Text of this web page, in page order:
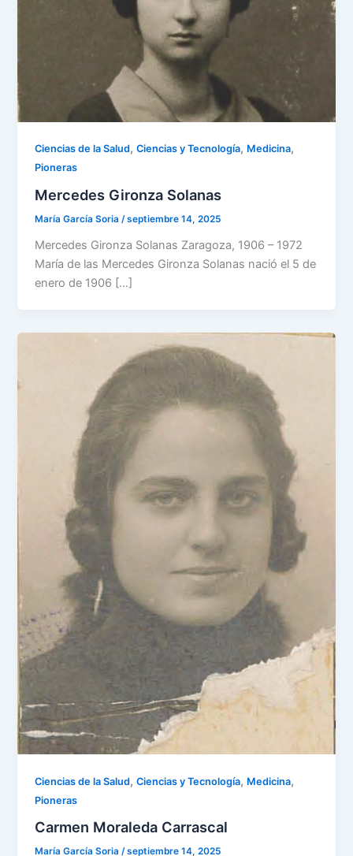
Ciencias de la Salud,Ciencias y Tecnología, Medicina,
Pioneras
Mercedes Gironza Solanas
María García Soria/septiembre 14, 2025
Mercedes Gironza Solanas Zaragoza, 1906 – 1972
María de las Mercedes Gironza Solanas nació el 5 de
enero de 1906 […]
Ciencias de la Salud,Ciencias y Tecnología, Medicina,
Pioneras
Carmen Moraleda Carrascal
María García Soria/septiembre 14, 2025